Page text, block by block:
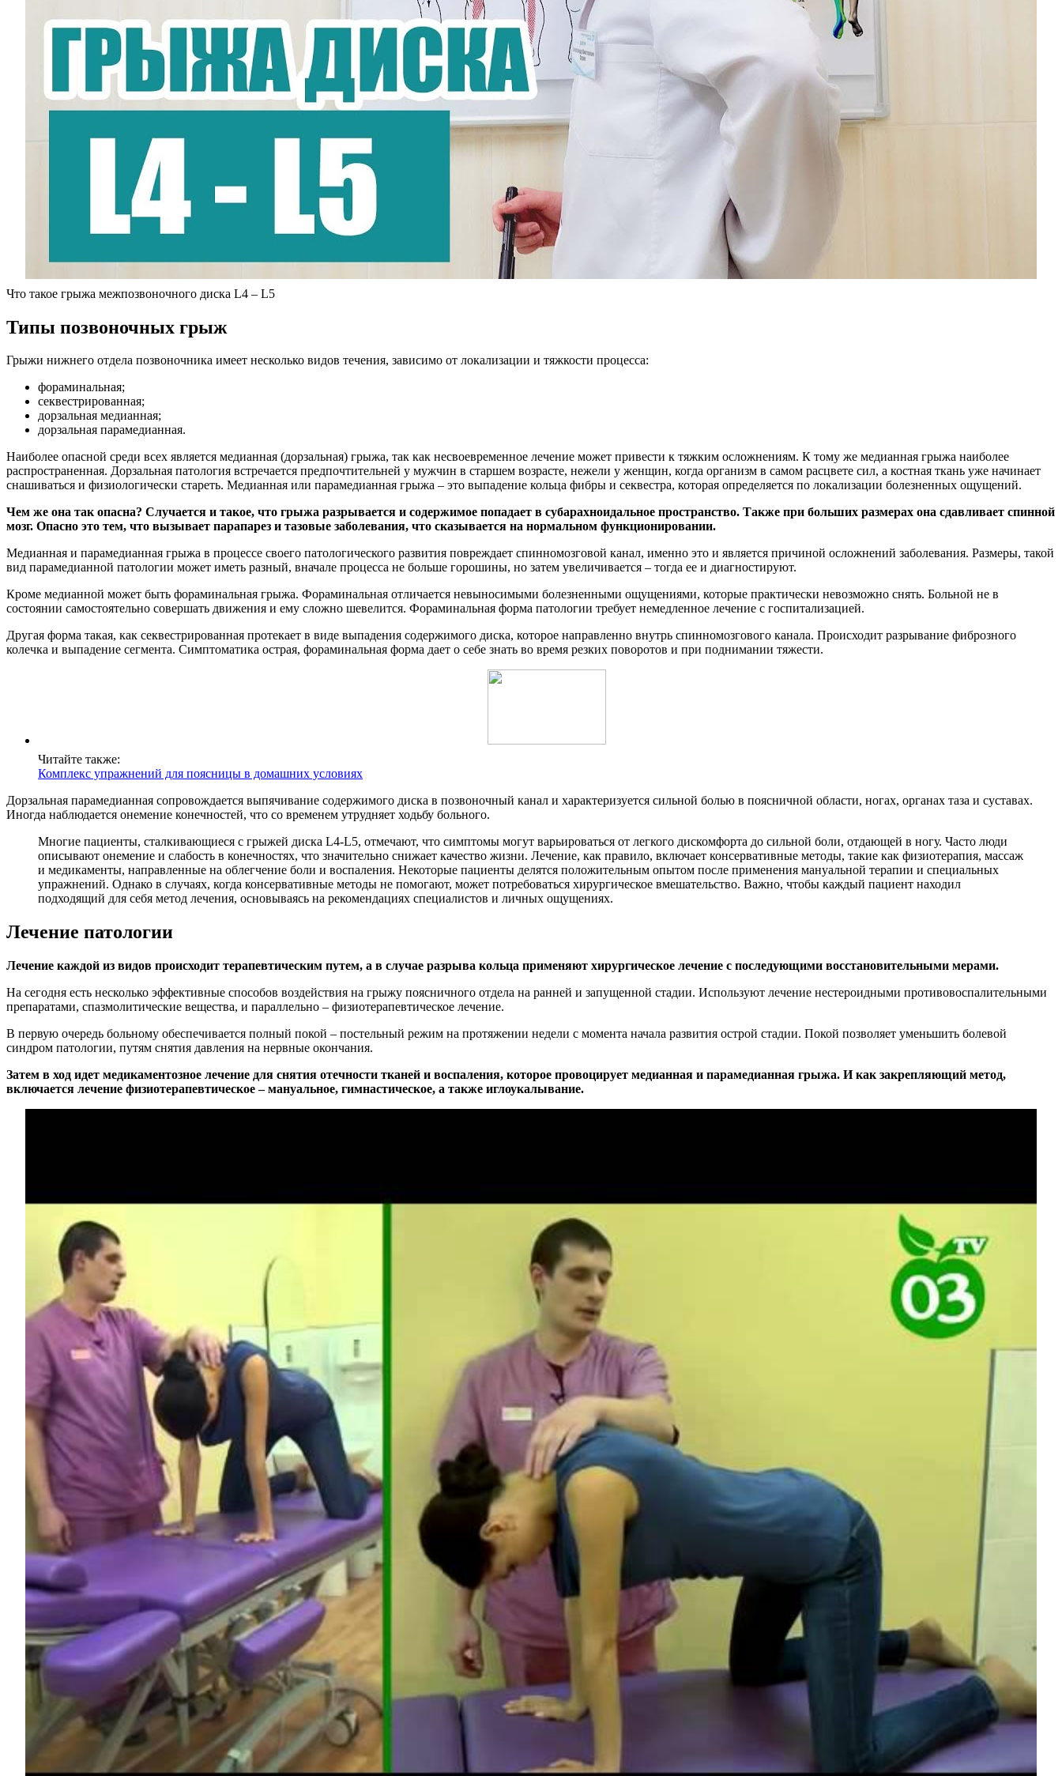
Что такое грыжа межпозвоночного диска L4 – L5
Типы позвоночных грыж
Грыжи нижнего отдела позвоночника имеет несколько видов течения, зависимо от локализации и тяжкости процесса:
фораминальная;
секвестрированная;
дорзальная медианная;
дорзальная парамедианная.
Наиболее опасной среди всех является медианная (дорзальная) грыжа, так как несвоевременное лечение может привести к тяжким осложнениям. К тому же медианная грыжа наиболее
распространенная. Дорзальная патология встречается предпочтительней у мужчин в старшем возрасте, нежели у женщин, когда организм в самом расцвете сил, а костная ткань уже начинает
снашиваться и физиологически стареть. Медианная или парамедианная грыжа – это выпадение кольца фибры и секвестра, которая определяется по локализации болезненных ощущений.
Чем же она так опасна? Случается и такое, что грыжа разрывается и содержимое попадает в субарахноидальное пространство. Также при больших размерах она сдавливает спинной
мозг. Опасно это тем, что вызывает парапарез и тазовые заболевания, что сказывается на нормальном функционировании.
Медианная и парамедианная грыжа в процессе своего патологического развития повреждает спинномозговой канал, именно это и является причиной осложнений заболевания. Размеры, такой
вид парамедианной патологии может иметь разный, вначале процесса не больше горошины, но затем увеличивается – тогда ее и диагностируют.
Кроме медианной может быть фораминальная грыжа. Фораминальная отличается невыносимыми болезненными ощущениями, которые практически невозможно снять. Больной не в
состоянии самостоятельно совершать движения и ему сложно шевелится. Фораминальная форма патологии требует немедленное лечение с госпитализацией.
Другая форма такая, как секвестрированная протекает в виде выпадения содержимого диска, которое направленно внутрь спинномозгового канала. Происходит разрывание фиброзного
колечка и выпадение сегмента. Симптоматика острая, фораминальная форма дает о себе знать во время резких поворотов и при поднимании тяжести.
Читайте также:
Комплекс упражнений для поясницы в домашних условиях
Дорзальная парамедианная сопровождается выпячивание содержимого диска в позвоночный канал и характеризуется сильной болью в поясничной области, ногах, органах таза и суставах.
Иногда наблюдается онемение конечностей, что со временем утрудняет ходьбу больного.
Многие пациенты, сталкивающиеся с грыжей диска L4-L5, отмечают, что симптомы могут варьироваться от легкого дискомфорта до сильной боли, отдающей в ногу. Часто люди
описывают онемение и слабость в конечностях, что значительно снижает качество жизни. Лечение, как правило, включает консервативные методы, такие как физиотерапия, массаж
и медикаменты, направленные на облегчение боли и воспаления. Некоторые пациенты делятся положительным опытом после применения мануальной терапии и специальных
упражнений. Однако в случаях, когда консервативные методы не помогают, может потребоваться хирургическое вмешательство. Важно, чтобы каждый пациент находил
подходящий для себя метод лечения, основываясь на рекомендациях специалистов и личных ощущениях.
Лечение патологии
Лечение каждой из видов происходит терапевтическим путем, а в случае разрыва кольца применяют хирургическое лечение с последующими восстановительными мерами.
На сегодня есть несколько эффективные способов воздействия на грыжу поясничного отдела на ранней и запущенной стадии. Используют лечение нестероидными противовоспалительными
препаратами, спазмолитические вещества, и параллельно – физиотерапевтическое лечение.
В первую очередь больному обеспечивается полный покой – постельный режим на протяжении недели с момента начала развития острой стадии. Покой позволяет уменьшить болевой
синдром патологии, путям снятия давления на нервные окончания.
Затем в ход идет медикаментозное лечение для снятия отечности тканей и воспаления, которое провоцирует медианная и парамедианная грыжа. И как закрепляющий метод,
включается лечение физиотерапевтическое – мануальное, гимнастическое, а также иглоукалывание.